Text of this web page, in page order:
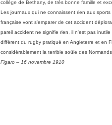
collège de Bethany, de très bonne famille et
Les journaux qui ne connaissent rien aux
française vont s'emparer de cet accident
pareil accident ne signifie rien, il n'est pas
différent du rugby pratiqué en Angleterre et en
considérablement la terrible soûle des
Figaro – 16 novembre 1910